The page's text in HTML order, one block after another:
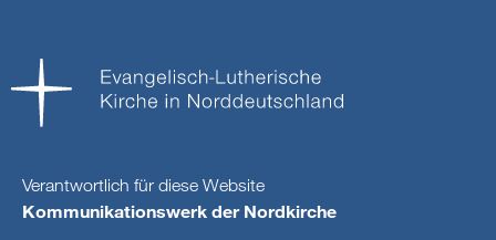
Verantwortlich für diese Website
Kommunikationswerk der Nordkirche